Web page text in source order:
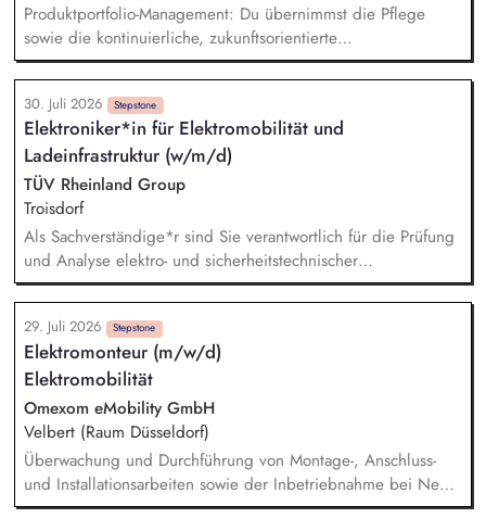
Produktportfolio-Management: Du übernimmst die Pflege
sowie die kontinuierliche, zukunftsorientierte
Weiterentwicklung unseres AC-Ladesystem-Portfolios.
Anforderungs- & Pflichtenheft: Du analysierst und sammelst
alle relevanten Produkt- und Kundenanforderungen,
dokumentierst diese in strukturierten Heften und stimmst sie
mit den Stakeholdern ab. Auslegung elektrischer Anlagen:
Du planst und dimensionierst
Niederspannungshauptverteilungen (NSHV),
Unterverteilungen und Datenverteilungssysteme am Standort.
Projektleitung & Mitentwicklung: Du steuerst AC-Projekte von
der Definition bis zur Markteinführung (Zeit, Budget,
Qualität).
30. Juli 2026 Stepstone
Elektroniker*in für Elektromobilität und
Ladeinfrastruktur (w/m/d)
TÜV Rheinland Group
Troisdorf
Als Sachverständige*r sind Sie verantwortlich für die Prüfung
und Analyse elektro- und sicherheitstechnischer
Anwendungen im Kontext (inter-)nationaler Prüfnormen. Sie
sind verantwortlich für die Erstellung der Testbasis sowie für
die Konzeption von Testprogrammen und -plänen. Die
Analyse von Testdaten, die Interpretation der Ergebnisse
sowie die Sicherstellung, dass diese den Anforderungen
genügen, bilden einen Schwerpunkt Ihrer Tätigkeit. Sie
erstellen Gutachten über sicherheitstechnische Standards von
Energiespeicher- und Ladesystemen. Die Produktprüfung von
Energiespeicher- und Ladesystemen im Prüflabor oder bei
29. Juli 2026 Stepstone
Elektromonteur (m/w/d)
Elektromobilität
Omexom eMobility GmbH
Velbert (Raum Düsseldorf)
Überwachung und Durchführung von Montage-, Anschluss-
und Installationsarbeiten sowie der Inbetriebnahme bei Neu-
und Umbauarbeiten von Anlagen der Elektromobilität (z. B.